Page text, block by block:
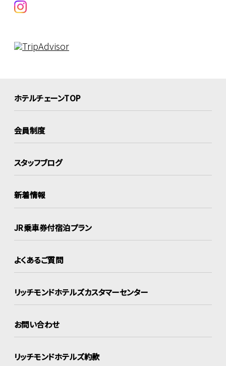
ホテルチェーンTOP
会員制度
スタッフブログ
新着情報
JR乗車券付宿泊プラン
よくあるご質問
リッチモンドホテルズカスタマーセンター
お問い合わせ
リッチモンドホテルズ約款